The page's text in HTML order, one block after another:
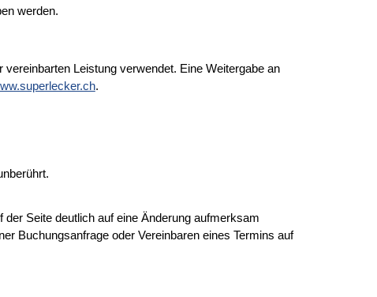
werden.
Leistung verwendet. Eine Weitergabe an
.
Seite deutlich auf eine Änderung aufmerksam
Buchungsanfrage oder Vereinbaren eines Termins auf